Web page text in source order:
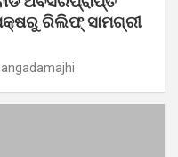
ରିଲିଫ୍ ସାମଗ୍ରୀ